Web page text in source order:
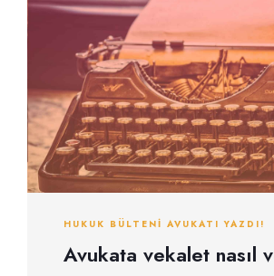
HUKUK BÜLTENI AVUKATI YAZDI!
Avukata vekalet nasıl